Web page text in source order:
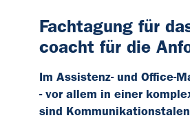
Fachtagung für
coacht für die
Im Assistenz- und Office-
- vor allem in einer
sind